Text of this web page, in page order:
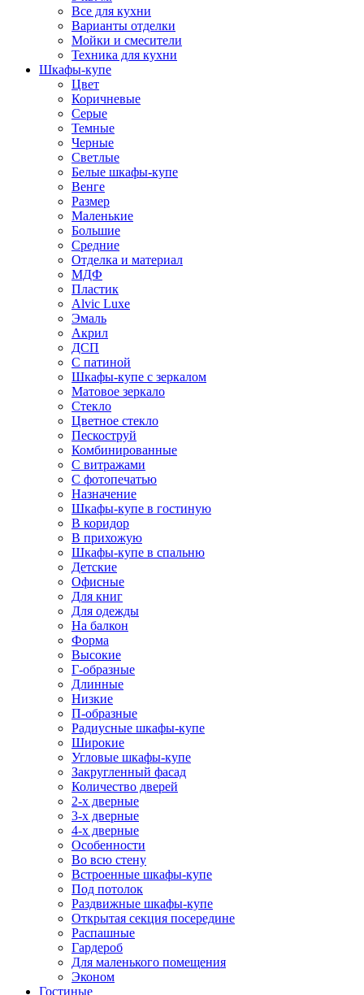
Все для кухни
Варианты отделки
Мойки и смесители
Техника для кухни
Шкафы-купе
Цвет
Коричневые
Серые
Темные
Черные
Светлые
Белые шкафы-купе
Венге
Размер
Маленькие
Большие
Средние
Отделка и материал
МДФ
Пластик
Alvic Luxe
Эмаль
Акрил
ДСП
С патиной
Шкафы-купе с зеркалом
Матовое зеркало
Стекло
Цветное стекло
Пескоструй
Комбинированные
С витражами
С фотопечатью
Назначение
Шкафы-купе в гостиную
В коридор
В прихожую
Шкафы-купе в спальню
Детские
Офисные
Для книг
Для одежды
На балкон
Форма
Высокие
Г-образные
Длинные
Низкие
П-образные
Радиусные шкафы-купе
Широкие
Угловые шкафы-купе
Закругленный фасад
Количество дверей
2-х дверные
3-х дверные
4-х дверные
Особенности
Во всю стену
Встроенные шкафы-купе
Под потолок
Раздвижные шкафы-купе
Открытая секция посередине
Распашные
Гардероб
Для маленького помещения
Эконом
Гостиные